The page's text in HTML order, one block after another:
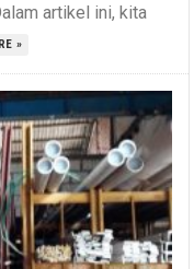
artikel ini, kita
»